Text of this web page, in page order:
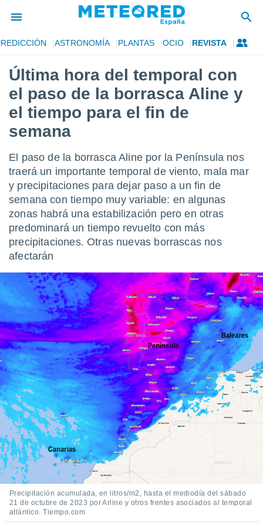
de
por
para
la
que se
calidad.
las
forma
digital
basada
permite
seguir
contenido
coste.
a la
la
todas
ya sean
nuestros
nos
y análisis
en
así como
perfil
ACEPTAR
Y
CONTINUAR
CONFIGURACIÓN
ASTRONOMÍA PLANTAS OCIO REVISTA
Última hora del temporal con
el paso de la borrasca Aline y
el tiempo para el fin de
semana
El paso de la borrasca Aline por la Península nos
traerá un importante temporal de viento, mala mar
y precipitaciones para dejar paso a un fin de
semana con tiempo muy variable: en algunas
zonas habrá una estabilización pero en otras
predominará un tiempo revuelto con más
precipitaciones. Otras nuevas borrascas nos
afectarán
Precipitación acumulada, en litros/m2, hasta el mediodía del sábado
21 de octubre de 2023 por Arline y otros frentes asociados al temporal
atlántico. Tiempo.com